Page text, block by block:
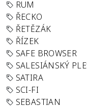
RUM
ŘECKO
ŘETĚZÁK
ŘÍZEK
SAFE BROWSER
SALESIÁNSKÝ
SATIRA
SCI-FI
SEBASTIAN